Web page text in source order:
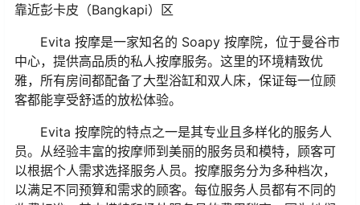
靠近彭卡皮（Bangkapi）区
Evita 按摩是一家知名的 Soapy 按摩院，位于曼谷市
中心，提供高品质的私人按摩服务。这里的环境精致优
雅，所有房间都配备了大型浴缸和双人床，保证每一位顾
客都能享受舒适的放松体验。
Evita 按摩院的特点之一是其专业且多样化的服务人
员。从经验丰富的按摩师到美丽的服务员和模特，顾客可
以根据个人需求选择服务人员。按摩服务分为多种档次，
以满足不同预算和需求的顾客。每位服务人员都有不同的